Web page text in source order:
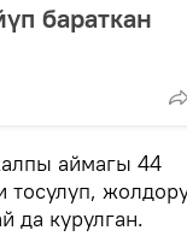
бараткан
аймагы 44
тосулуп,
да курулган.